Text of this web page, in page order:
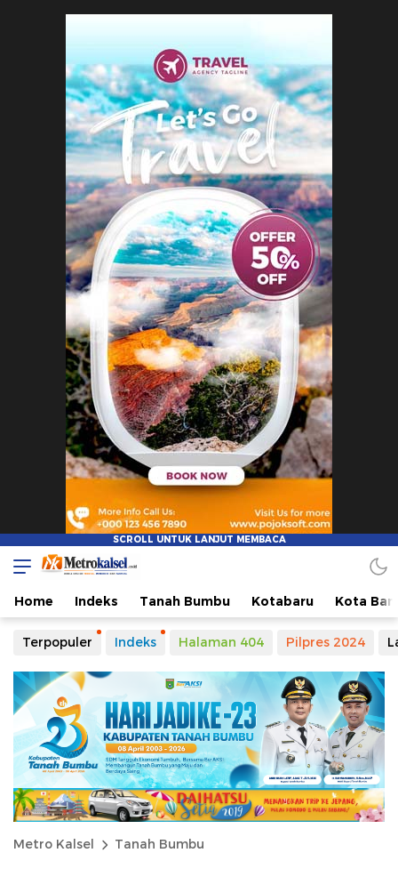
Home Indeks Tanah Bumbu Kotabaru Kota
Terpopuler Indeks Halaman 404 Pilpres 2024
Metro Kalsel Tanah Bumbu